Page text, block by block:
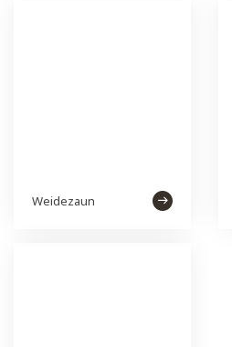
Weidezaun